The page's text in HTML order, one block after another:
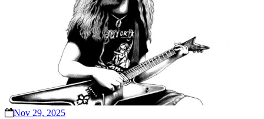
Nov 29, 2025